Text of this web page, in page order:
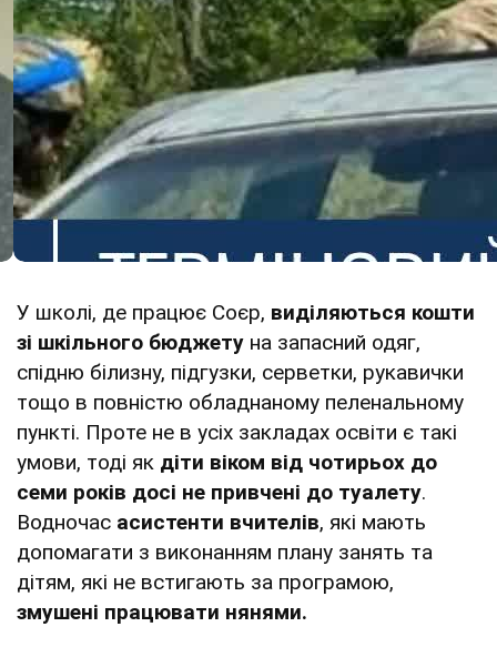
У школі, де працює Соєр, виділяються кошти
зі шкільного бюджету на запасний одяг,
спідню білизну, підгузки, серветки, рукавички
тощо в повністю обладнаному пеленальному
пункті. Проте не в усіх закладах освіти є такі
умови, тоді як діти віком від чотирьох до
семи років досі не привчені до туалету.
Водночас асистенти вчителів, які мають
допомагати з виконанням плану занять та
дітям, які не встигають за програмою,
змушені працювати нянями.